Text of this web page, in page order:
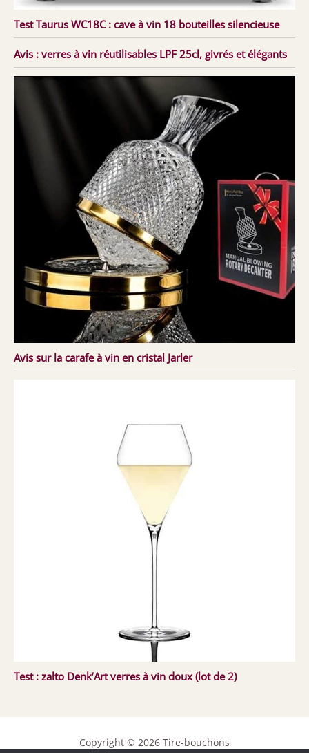
Test Taurus WC18C : cave à vin 18 bouteilles silencieuse
Avis : verres à vin réutilisables LPF 25cl, givrés et élégants
Avis sur la carafe à vin en cristal Jarler
Test : zalto Denk’Art verres à vin doux (lot de 2)
Copyright © 2026 Tire-bouchons